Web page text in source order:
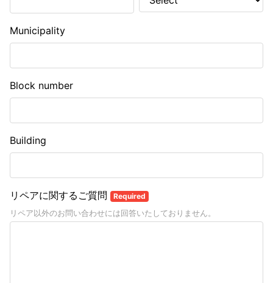
Municipality
Block number
Building
リペアに関するご質問 Required
リペア以外のお問い合わせには回答いたしておりません。